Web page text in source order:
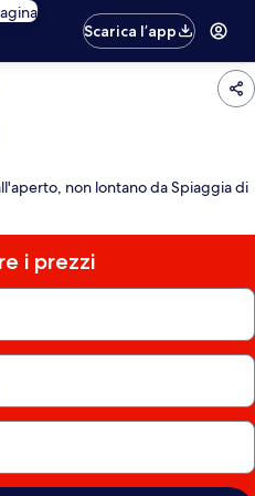
Scarica l’app
non lontano da Spiaggia di
i prezzi